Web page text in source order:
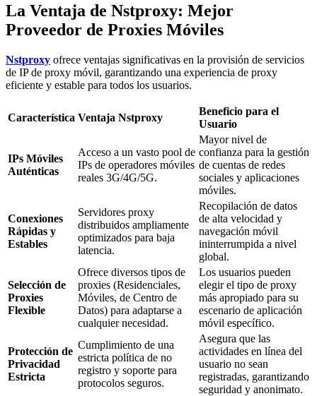
La Ventaja de Nstproxy: Mejor
Proveedor de Proxies Móviles
Nstproxy ofrece ventajas significativas en la provisión de servicios
de IP de proxy móvil, garantizando una experiencia de proxy
eficiente y estable para todos los usuarios.
Característica Ventaja Nstproxy
Beneficio para el
Usuario
IPs Móviles
Auténticas
Acceso a un vasto pool de
IPs de operadores móviles
reales 3G/4G/5G.
Mayor nivel de
confianza para la gestión
de cuentas de redes
sociales y aplicaciones
móviles.
Conexiones
Rápidas y
Estables
Servidores proxy
distribuidos ampliamente
optimizados para baja
latencia.
Recopilación de datos
de alta velocidad y
navegación móvil
ininterrumpida a nivel
global.
Selección de
Proxies
Flexible
Ofrece diversos tipos de
proxies (Residenciales,
Móviles, de Centro de
Datos) para adaptarse a
cualquier necesidad.
Los usuarios pueden
elegir el tipo de proxy
más apropiado para su
escenario de aplicación
móvil específico.
Protección de
Privacidad
Estricta
Cumplimiento de una
estricta política de no
registro y soporte para
protocolos seguros.
Asegura que las
actividades en línea del
usuario no sean
registradas, garantizando
seguridad y anonimato.